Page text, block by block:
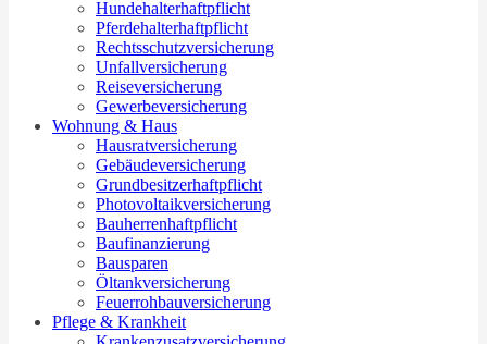
Hundehalterhaftpflicht
Pferdehalterhaftpflicht
Rechtsschutzversicherung
Unfallversicherung
Reiseversicherung
Gewerbeversicherung
Wohnung & Haus
Hausratversicherung
Gebäudeversicherung
Grundbesitzerhaftpflicht
Photovoltaikversicherung
Bauherrenhaftpflicht
Baufinanzierung
Bausparen
Öltankversicherung
Feuerrohbauversicherung
Pflege & Krankheit